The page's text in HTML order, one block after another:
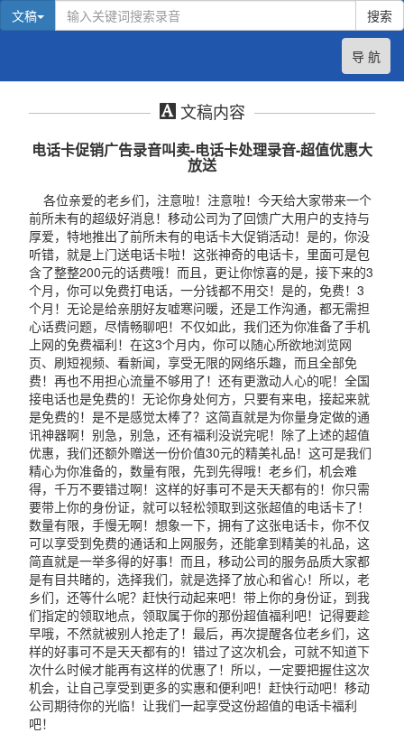
文稿 搜索
导 航
文稿内容
电话卡促销广告录音叫卖-电话卡处理录音-超值优惠大
放送
各位亲爱的老乡们，注意啦！注意啦！今天给大家带来一个
前所未有的超级好消息！移动公司为了回馈广大用户的支持与
厚爱，特地推出了前所未有的电话卡大促销活动！是的，你没
听错，就是上门送电话卡啦！这张神奇的电话卡，里面可是包
含了整整200元的话费哦！而且，更让你惊喜的是，接下来的3
个月，你可以免费打电话，一分钱都不用交！是的，免费！3
个月！无论是给亲朋好友嘘寒问暖，还是工作沟通，都无需担
心话费问题，尽情畅聊吧！不仅如此，我们还为你准备了手机
上网的免费福利！在这3个月内，你可以随心所欲地浏览网
页、刷短视频、看新闻，享受无限的网络乐趣，而且全部免
费！再也不用担心流量不够用了！还有更激动人心的呢！全国
接电话也是免费的！无论你身处何方，只要有来电，接起来就
是免费的！是不是感觉太棒了？这简直就是为你量身定做的通
讯神器啊！别急，别急，还有福利没说完呢！除了上述的超值
优惠，我们还额外赠送一份价值30元的精美礼品！这可是我们
精心为你准备的，数量有限，先到先得哦！老乡们，机会难
得，千万不要错过啊！这样的好事可不是天天都有的！你只需
要带上你的身份证，就可以轻松领取到这张超值的电话卡了！
数量有限，手慢无啊！想象一下，拥有了这张电话卡，你不仅
可以享受到免费的通话和上网服务，还能拿到精美的礼品，这
简直就是一举多得的好事！而且，移动公司的服务品质大家都
是有目共睹的，选择我们，就是选择了放心和省心！所以，老
乡们，还等什么呢？赶快行动起来吧！带上你的身份证，到我
们指定的领取地点，领取属于你的那份超值福利吧！记得要趁
早哦，不然就被别人抢走了！最后，再次提醒各位老乡们，这
样的好事可不是天天都有的！错过了这次机会，可就不知道下
次什么时候才能再有这样的优惠了！所以，一定要把握住这次
机会，让自己享受到更多的实惠和便利吧！赶快行动吧！移动
公司期待你的光临！让我们一起享受这份超值的电话卡福利
吧！